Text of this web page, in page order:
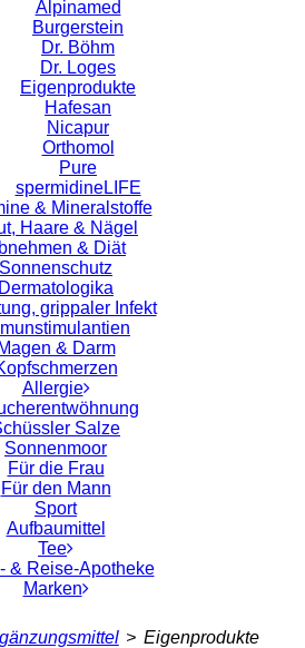
Alpinamed
Burgerstein
Dr. Böhm
Dr. Loges
Eigenprodukte
Hafesan
Nicapur
Orthomol
Pure
spermidineLIFE
& Mineralstoffe
Haare & Nägel
& Diät
Sonnenschutz
Dermatologika
grippaler Infekt
Magen & Darm
Allergie
Salze
Sonnenmoor
Für die Frau
Für den Mann
Sport
Aufbaumittel
Tee
& Reise-Apotheke
Marken
> Eigenprodukte